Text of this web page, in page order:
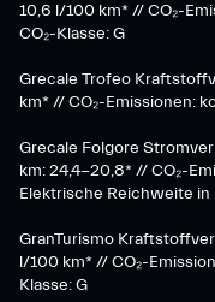
10,6 l/100 km* // CO₂-
CO₂-Klasse: G
Grecale Trofeo
km* // CO₂-Emissionen:
Grecale Folgore
km: 24,4-20,8* // CO₂-
Elektrische Reichweite
GranTurismo
l/100 km* // CO₂-
Klasse: G